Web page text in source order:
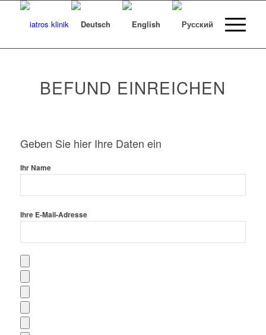
BEFUND EINREICHEN
Geben Sie hier Ihre Daten ein
Ihr Name
Ihre E-Mail-Adresse